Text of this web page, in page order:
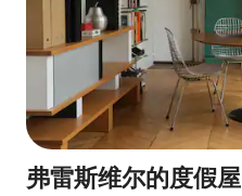
弗雷斯维尔的度假屋